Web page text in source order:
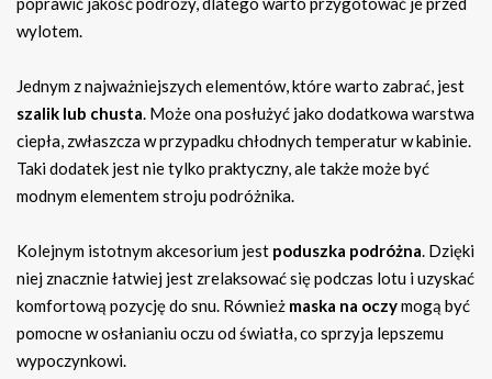
wylotem.
Jednym z najważniejszych elementów, które warto zabrać, jest
szalik lub chusta. Może ona posłużyć jako dodatkowa warstwa
ciepła, zwłaszcza w przypadku chłodnych temperatur w kabinie.
Taki dodatek jest nie tylko praktyczny, ale także może być
modnym elementem stroju podróżnika.
Kolejnym istotnym akcesorium jest poduszka podróżna. Dzięki
niej znacznie łatwiej jest zrelaksować się podczas lotu i uzyskać
komfortową pozycję do snu. Również maska na oczymogą być
pomocne w osłanianiu oczu od światła, co sprzyja lepszemu
wypoczynkowi.